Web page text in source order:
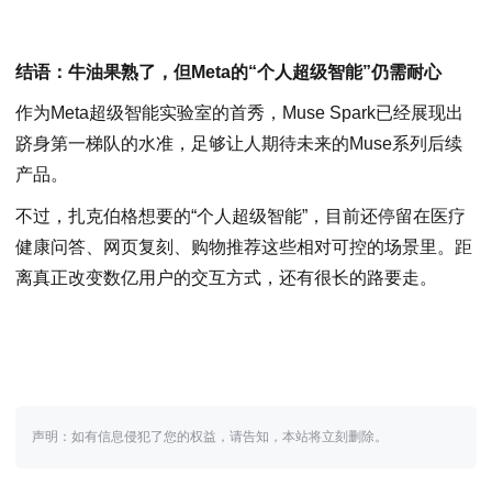
结语：牛油果熟了，但Meta的“个人超级智能”仍需耐心
作为Meta超级智能实验室的首秀，Muse Spark已经展现出
跻身第一梯队的水准，足够让人期待未来的Muse系列后续
产品。
不过，扎克伯格想要的“个人超级智能”，目前还停留在医疗
健康问答、网页复刻、购物推荐这些相对可控的场景里。距
离真正改变数亿用户的交互方式，还有很长的路要走。
声明：如有信息侵犯了您的权益，请告知，本站将立刻删除。